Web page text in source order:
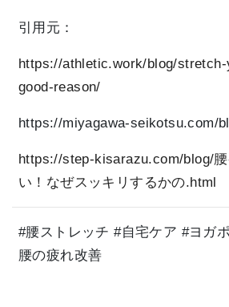
引用元：
https://athletic.work/blog/
good-reason/
https://miyagawa-seikotsu.com/
https://step-kisarazu.com/blog/
い！なぜスッキリするかの.html
#腰ストレッチ #自宅ケア #ヨガ
腰の疲れ改善